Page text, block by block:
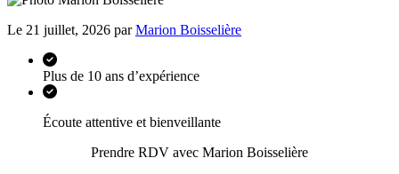
Le 21 juillet, 2026 parMarion Boisselière
Plus de 10 ans d’expérience
Écoute attentive et bienveillante
Prendre RDV avec Marion Boisselière